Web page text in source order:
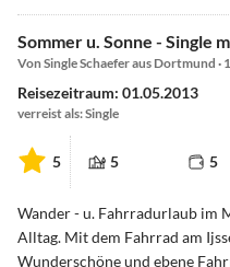
Sommer u. Sonne - Single
Von Single Schaefer aus Dortmund ·
Reisezeitraum: 01.05.2013
verreist als: Single
5 5 5
Wander - u. Fahrradurlaub im
Alltag. Mit dem Fahrrad am
Wunderschöne und ebene